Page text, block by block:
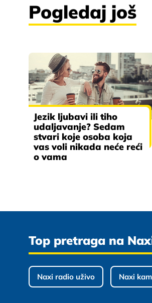
Pogledaj još
Jezik ljubavi ili tiho
udaljavanje? Sedam
stvari koje osoba koja
vas voli nikada neće reći
o vama
Top pretraga na
Naxi radio uživo Naxi